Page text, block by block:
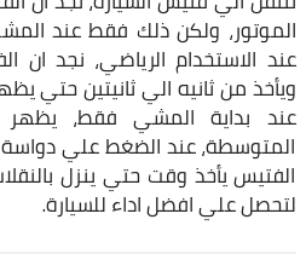
الموتور، ولكن ذلك فقط عند
عند الاستخدام الرياضي، نجد ان
ويأخذ من ثانيه الي ثانيتين حتي
عند بداية المشي فقط،
المتوسطة، عند الضغط علي دواسة
الفتيس يأخذ وقت حتي ينزل
لتحصل علي افضل اداء للسيارة.